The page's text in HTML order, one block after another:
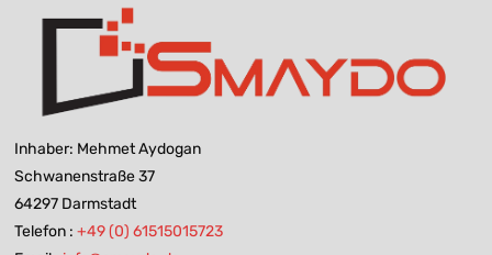
Inhaber: Mehmet Aydogan
Schwanenstraße 37
64297 Darmstadt
Telefon : +49 (0) 61515015723